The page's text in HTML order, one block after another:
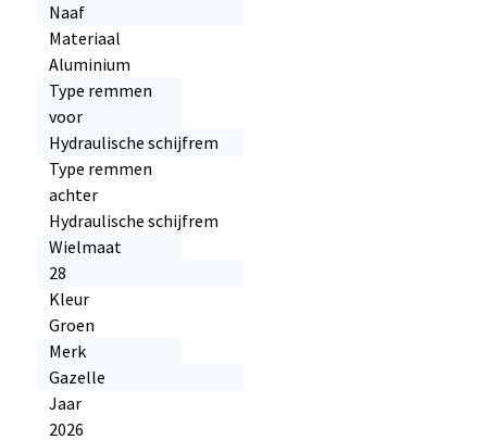
Naaf
Materiaal
Aluminium
Type remmen
voor
Hydraulische schijfrem
Type remmen
achter
Hydraulische schijfrem
Wielmaat
28
Kleur
Groen
Merk
Gazelle
Jaar
2026